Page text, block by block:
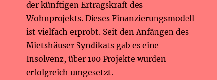
der künftigen Ertragskraft des
Wohnprojekts. Dieses Finanzierungsmodell
ist vielfach erprobt. Seit den Anfängen des
Mietshäuser Syndikats gab es eine
Insolvenz, über 100 Projekte wurden
erfolgreich umgesetzt.